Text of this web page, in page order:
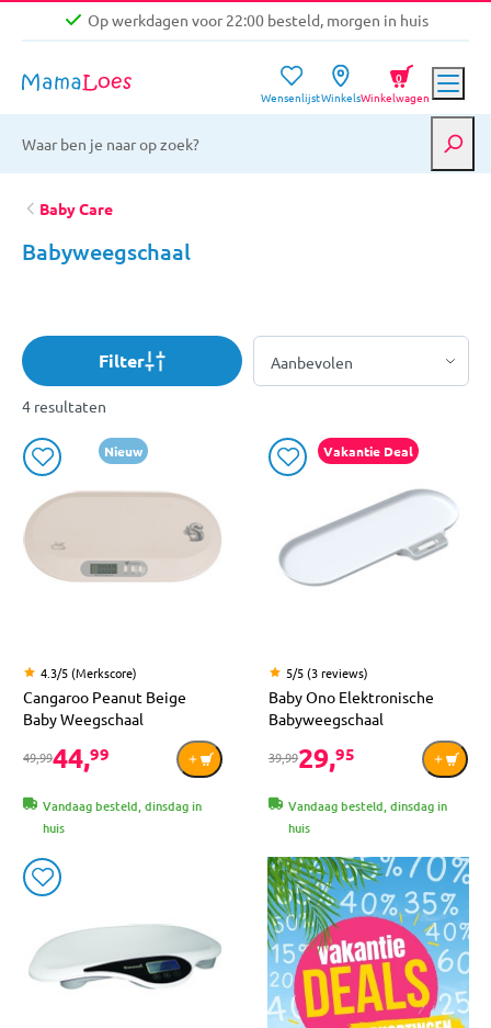
Op werkdagen voor 22:00 besteld, morgen in huis
Gratis verzending vanaf €39,-
Op werkdagen voor 22:00 besteld, morgen in huis
WensenlijstWinkelsWinkelwagen
0
Baby Care
Babyweegschaal
Filter
4 resultaten
Nieuw
4.3/5 (Merkscore)
Cangaroo Peanut Beige
Baby Weegschaal
49,9944,99
Vandaag besteld, dinsdag in
huis
Vakantie Deal
5/5 (3 reviews)
Baby Ono Elektronische
Babyweegschaal
39,9929,95
Vandaag besteld, dinsdag in
huis